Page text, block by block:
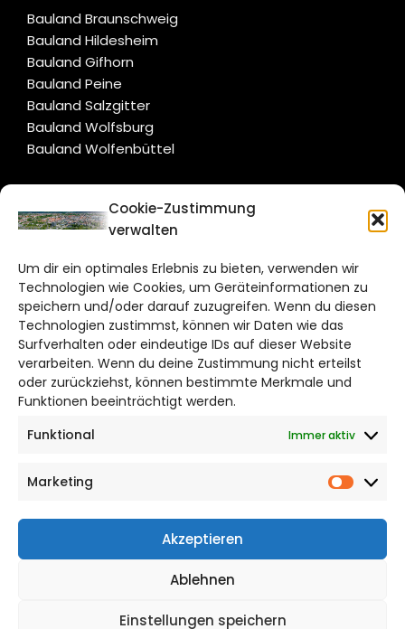
Cookie-Zustimmung
verwalten
Um dir ein optimales Erlebnis zu bieten, verwenden wir
Technologien wie Cookies, um Geräteinformationen zu
speichern und/oder darauf zuzugreifen. Wenn du diesen
Technologien zustimmst, können wir Daten wie das
Surfverhalten oder eindeutige IDs auf dieser Website
verarbeiten. Wenn du deine Zustimmung nicht erteilst
oder zurückziehst, können bestimmte Merkmale und
Funktionen beeinträchtigt werden.
Funktional
Immer aktiv
Marketing
Akzeptieren
Ablehnen
Einstellungen speichern
Bauland Braunschweig
Bauland Hildesheim
Bauland Gifhorn
Bauland Peine
Bauland Salzgitter
Bauland Wolfsburg
Bauland Wolfenbüttel
CITYLIFE!
Bruchtorwall 12
38100 Braunschweig
Telefon: 0531 387220 – 65
DAS STADTMAGAZIN FÜR
BRAUNSCHWEIG
Impressum
Cookie Richtlinie
CITYLIFE! BEI FACEBOOK